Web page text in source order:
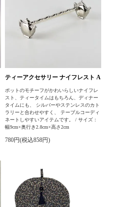
ティーアクセサリー ナイフレスト A
ポットのモチーフがかわいらしいナイフレ
スト、ティータイムはもちろん、ディナー
タイムにも、 シルバーやステンレスのカト
ラリーと合わせやすく、 テーブルコーディ
ネートしやすいアイテムです。 / サイズ：
幅9cm×奥行き2.8cm×高さ2cm
780円(税込858円)